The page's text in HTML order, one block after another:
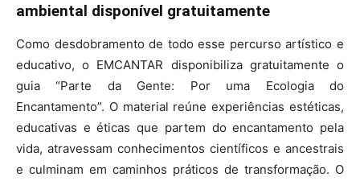
ambiental disponível gratuitamente
Como desdobramento de todo esse percurso artístico e
educativo, o EMCANTAR disponibiliza gratuitamente o
guia “Parte da Gente: Por uma Ecologia do
Encantamento”. O material reúne experiências estéticas,
educativas e éticas que partem do encantamento pela
vida, atravessam conhecimentos científicos e ancestrais
e culminam em caminhos práticos de transformação. O